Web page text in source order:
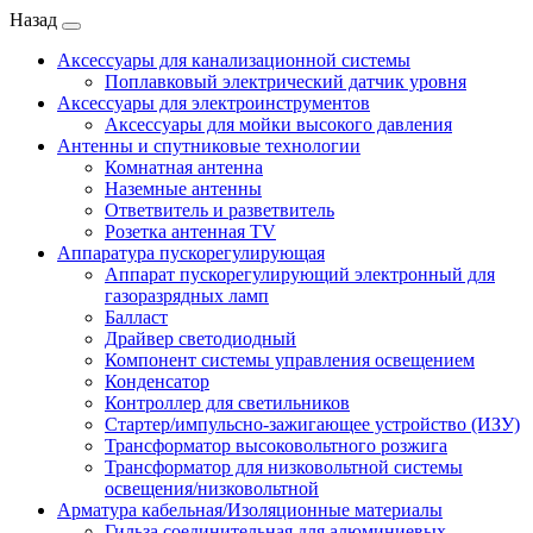
Назад
Аксессуары для канализационной системы
Поплавковый электрический датчик уровня
Аксессуары для электроинструментов
Аксессуары для мойки высокого давления
Антенны и спутниковые технологии
Комнатная антенна
Наземные антенны
Ответвитель и разветвитель
Розетка антенная TV
Аппаратура пускорегулирующая
Аппарат пускорегулирующий электронный для
газоразрядных ламп
Балласт
Драйвер светодиодный
Компонент системы управления освещением
Конденсатор
Контроллер для светильников
Стартер/импульсно-зажигающее устройство (ИЗУ)
Трансформатор высоковольтного розжига
Трансформатор для низковольтной системы
освещения/низковольтной
Арматура кабельная/Изоляционные материалы